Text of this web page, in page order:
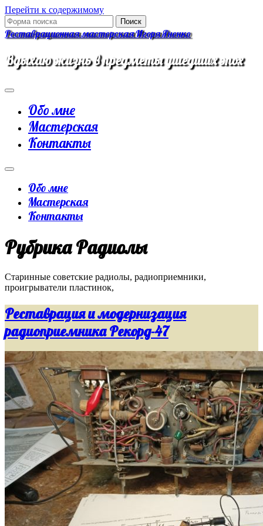
Перейти к содержимому
Поиск:
Реставрационная мастерская Игоря Яненко
Вдыхаю жизнь в предметы ушедших эпох
Обо мне
Мастерская
Контакты
Переключить
поискаОбо мне
Мастерская
Контакты
Рубрика Радиолы
Старинные советские радиолы, радиоприемники,
проигрыватели пластинок,
Реставрация и модернизация
радиоприемника Рекорд-47